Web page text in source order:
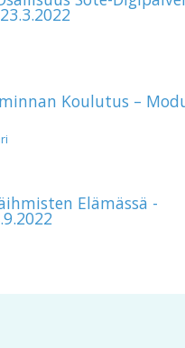
Koulutus –
Elämässä -